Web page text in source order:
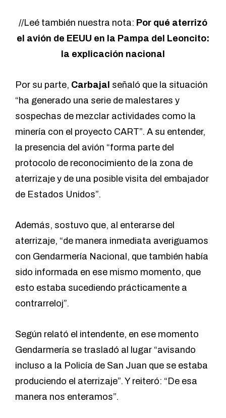
//Leé también nuestra nota: Por qué aterrizó
el avión de EEUU en la Pampa del Leoncito:
la explicación nacional
Por su parte, Carbajal señaló que la situación
“ha generado una serie de malestares y
sospechas de mezclar actividades como la
minería con el proyecto CART”. A su entender,
la presencia del avión “forma parte del
protocolo de reconocimiento de la zona de
aterrizaje y de una posible visita del embajador
de Estados Unidos”.
Además, sostuvo que, al enterarse del
aterrizaje, “de manera inmediata averiguamos
con Gendarmería Nacional, que también había
sido informada en ese mismo momento, que
esto estaba sucediendo prácticamente a
contrarreloj”.
Según relató el intendente, en ese momento
Gendarmería se trasladó al lugar “avisando
incluso a la Policía de San Juan que se estaba
produciendo el aterrizaje”. Y reiteró: “De esa
manera nos enteramos”.